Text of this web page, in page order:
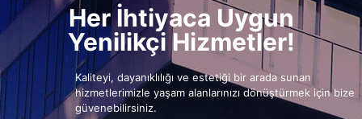
Her İhtiyaca Uygun
Yenilikçi Hizmetler!
Kaliteyi, dayanıklılığı ve estetiği bir arada sunan
hizmetlerimizle yaşam alanlarınızı dönüştürmek için bize
güvenebilirsiniz.